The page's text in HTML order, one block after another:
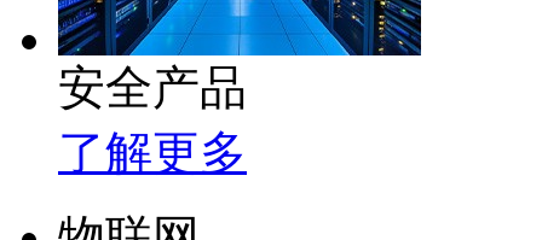
安全产品
了解更多